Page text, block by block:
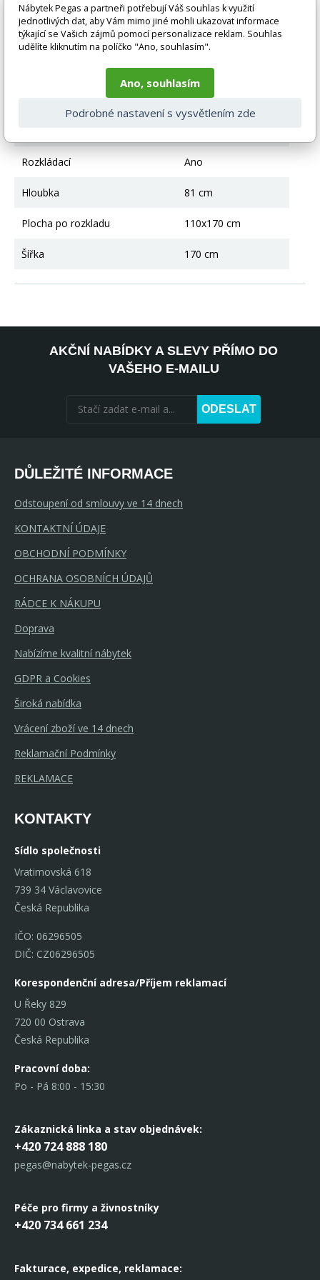
vlivem nastavení monitoru a převodem do el. podoby. V
případě nejasností kontaktujte naše klientské centrum
pegas@nabytek-pegas.cz či volejte 777244446.
Technické parametry
Ano
Rozkládací Ano
Hloubka 81 cm
Plocha po rozkladu 110x170 cm
Šířka 170 cm
AKČNÍ NABÍDKY A SLEVY PŘÍMO DO
VAŠEHO E-MAILU
ODESLAT
DŮLEŽITÉ INFORMACE
Odstoupení od smlouvy ve 14 dnech
KONTAKTNÍ ÚDAJE
OBCHODNÍ PODMÍNKY
OCHRANA OSOBNÍCH ÚDAJŮ
RÁDCE K NÁKUPU
Doprava
Nabízíme kvalitní nábytek
GDPR a Cookies
Široká nabídka
Vrácení zboží ve 14 dnech
Reklamační Podmínky
REKLAMACE
KONTAKTY
Sídlo společnosti
Vratimovská 618
739 34 Václavovice
Česká Republika
IČO: 06296505
DIČ: CZ06296505
Korespondenční adresa/Příjem reklamací
U Řeky 829
720 00 Ostrava
Česká Republika
Pracovní doba:
Po - Pá 8:00 - 15:30
Zákaznická linka a stav objednávek:
+420 724 888 180
pegas@nabytek-pegas.cz
Péče pro firmy a živnostníky
+420 734 661 234
Fakturace, expedice, reklamace:
Nábytek Pegas a partneři potřebují Váš souhlas k využití
jednotlivých dat, aby Vám mimo jiné mohli ukazovat informace
týkající se Vašich zájmů pomocí personalizace reklam. Souhlas
udělíte kliknutím na políčko "Ano, souhlasím".
Ano, souhlasím
Podrobné nastavení s vysvětlením zde